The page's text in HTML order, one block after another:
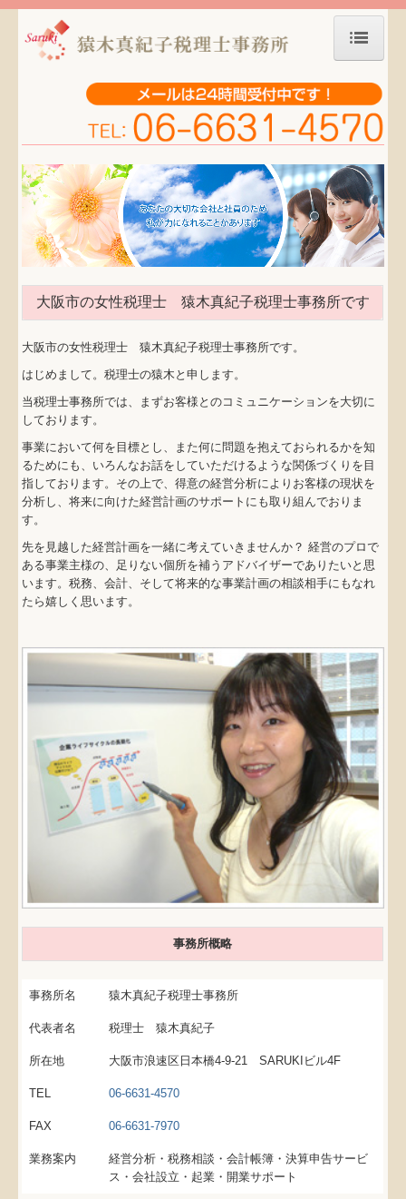
ホーム
事務所案内
税務・会計業務
起業サポート
セミナー・勉強会
お客様の声
事務所TOPICS
交通アクセス
税務ニュース
経営分析マニュアル
お問い合わせ
大阪市の女性税理士 猿木真紀子税理士事務所です
大阪市の女性税理士 猿木真紀子税理士事務所です。
はじめまして。税理士の猿木と申します。
当税理士事務所では、まずお客様とのコミュニケーションを大切に
しております。
事業において何を目標とし、また何に問題を抱えておられるかを知
るためにも、いろんなお話をしていただけるような関係づくりを目
指しております。その上で、得意の経営分析によりお客様の現状を
分析し、将来に向けた経営計画のサポートにも取り組んでおりま
す。
先を見越した経営計画を一緒に考えていきませんか？ 経営のプロで
ある事業主様の、足りない個所を補うアドバイザーでありたいと思
います。税務、会計、そして将来的な事業計画の相談相手にもなれ
たら嬉しく思います。
事務所概略
事務所名 猿木真紀子税理士事務所
代表者名 税理士 猿木真紀子
所在地 大阪市浪速区日本橋4-9-21 SARUKIビル4F
TEL 06-6631-4570
FAX 06-6631-7970
業務案内
経営分析・税務相談・会計帳簿・決算申告サービ
ス・会社設立・起業・開業サポート